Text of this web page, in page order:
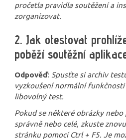
pročetla pravidla soutěžení a
zorganizovat.
2. Jak otestovat
poběží soutěžní
Odpověď: Spusťte si archiv
vyzkoušení normální
libovolný test.
Pokud se některé obrázky
správně nebo celé, zkuste
stránku pomocí Ctrl + F5. Je